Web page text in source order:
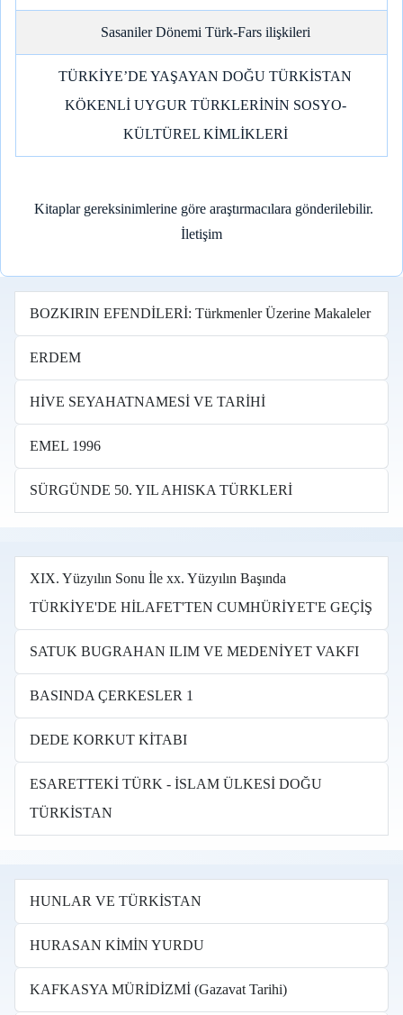
Sasaniler Dönemi Türk-Fars ilişkileri
TÜRKİYE’DE YAŞAYAN DOĞU TÜRKİSTAN
KÖKENLİ UYGUR TÜRKLERİNİN SOSYO-
KÜLTÜREL KİMLİKLERİ
Kitaplar gereksinimlerine göre araştırmacılara gönderilebilir.
İletişim
BOZKIRIN EFENDİLERİ: Türkmenler Üzerine Makaleler
ERDEM
HİVE SEYAHATNAMESİ VE TARİHİ
EMEL 1996
SÜRGÜNDE 50. YIL AHISKA TÜRKLERİ
XIX. Yüzyılın Sonu İle xx. Yüzyılın Başında
TÜRKİYE'DE HİLAFET'TEN CUMHÜRİYET'E GEÇİŞ
SATUK BUGRAHAN ILIM VE MEDENİYET VAKFI
BASINDA ÇERKESLER 1
DEDE KORKUT KİTABI
ESARETTEKİ TÜRK - İSLAM ÜLKESİ DOĞU
TÜRKİSTAN
HUNLAR VE TÜRKİSTAN
HURASAN KİMİN YURDU
KAFKASYA MÜRİDİZMİ (Gazavat Tarihi)